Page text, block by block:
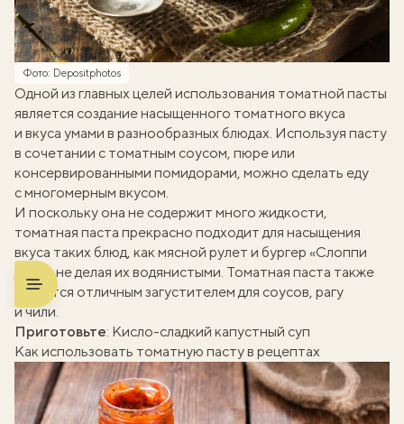
Фото: Depositphotos
Одной из главных целей использования томатной пасты
является создание насыщенного томатного вкуса
и вкуса умами в разнообразных блюдах. Используя пасту
в сочетании с томатным соусом, пюре или
консервированными помидорами, можно сделать еду
с многомерным вкусом.
И поскольку она не содержит много жидкости,
томатная паста прекрасно подходит для насыщения
вкуса таких блюд, какмясной рулет и бургер «Слоппи
, не делая их водянистыми. Томатная паста также
является отличным загустителем для соусов, рагу
и чили.
Приготовьте: Кисло-сладкий капустный суп
Как использовать томатную пасту в рецептах